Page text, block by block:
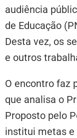
audiência
de Educação
Desta vez, os
e outros
O encontro faz
que analisa o
Proposto pelo
institui metas e